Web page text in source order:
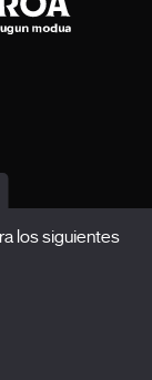
los siguientes